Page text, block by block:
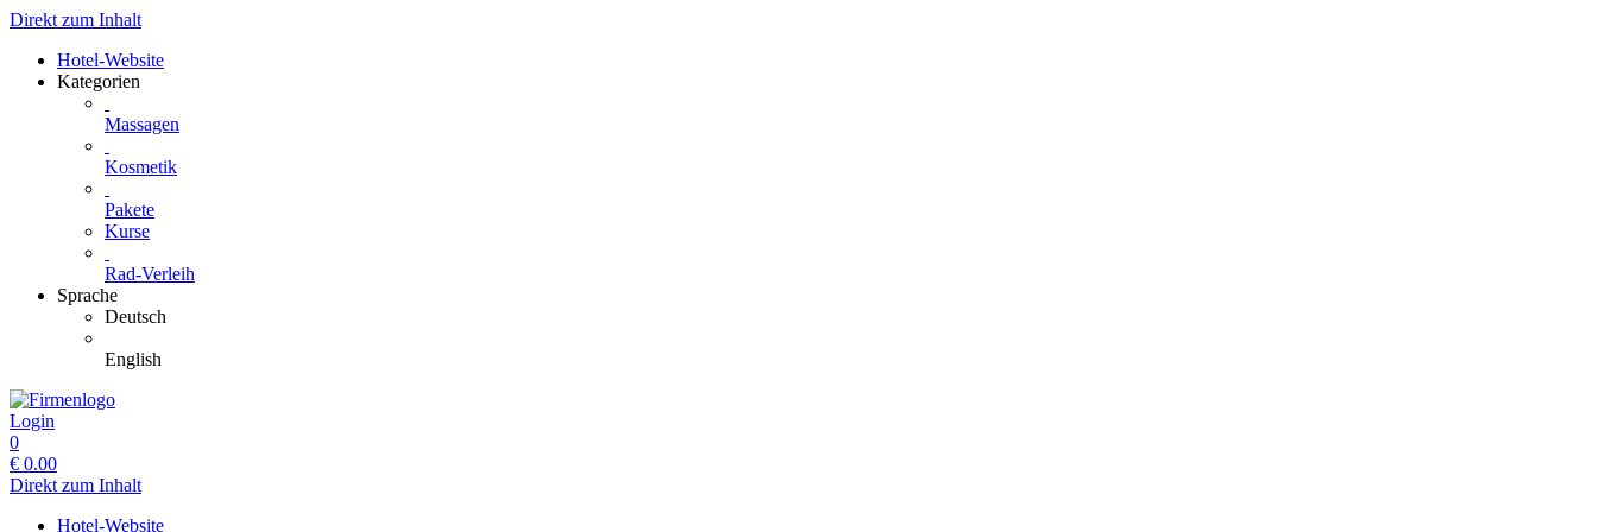
Direkt zum Inhalt
Hotel-Website
Kategorien
Massagen
Kosmetik
Pakete
Kurse
Rad-Verleih
Sprache
Deutsch
English
Login
0
€ 0.00
Direkt zum Inhalt
Hotel-Website